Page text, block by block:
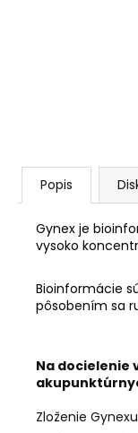
Popis
Gynex je
vysoko
Bioinformácie
pôsobením sa
Na docielenie
Zloženie Gynexu